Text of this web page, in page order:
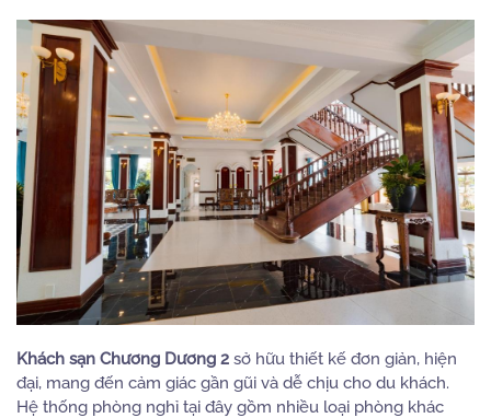
Khách sạn Chương Dương 2 sở hữu thiết kế đơn giản, hiện
đại, mang đến cảm giác gần gũi và dễ chịu cho du khách.
Hệ thống phòng nghỉ tại đây gồm nhiều loại phòng khác